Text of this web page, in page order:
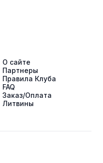
О сайте
Партнеры
Правила Клуба
FAQ
Заказ/Оплата
Литвины